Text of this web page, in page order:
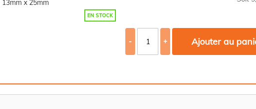
13mm x 25mm
EN STOCK
- + Ajouter au